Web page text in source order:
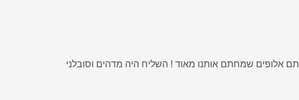
הנישואים, לא האמנתי שככה זה יגיע , כל בלוק עטוף בצלופן במבצע של 7 יחידות ב 100 ש"ח , אתם אלופים שמחתם אותנו מאוד ! השליח היה מדהים וסובלני